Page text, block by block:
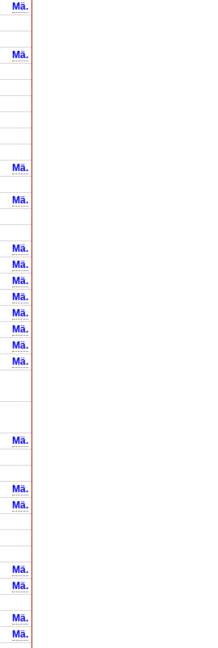
Mä.
Mä.
Mä.
Mä.
Mä.
Mä.
Mä.
Mä.
Mä.
Mä.
Mä.
Mä.
Mä.
Mä.
Mä.
Mä.
Mä.
Mä.
Mä.